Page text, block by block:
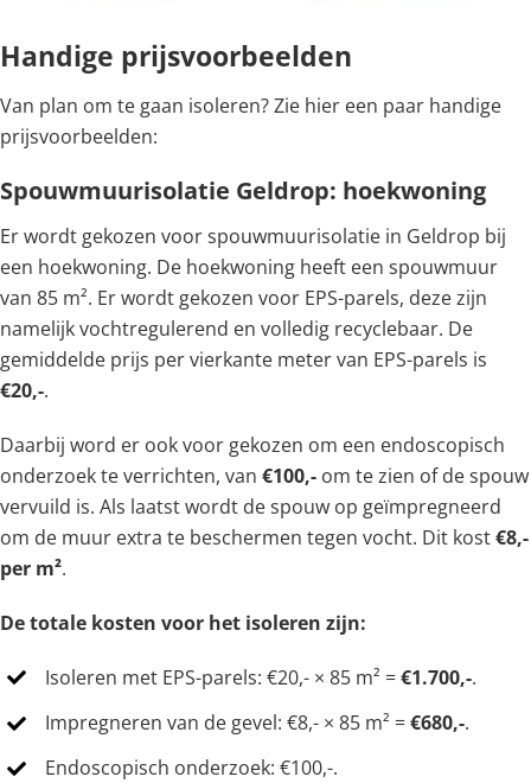
Handige prijsvoorbeelden
Van plan om te gaan isoleren? Zie hier een paar handige
prijsvoorbeelden:
Spouwmuurisolatie Geldrop: hoekwoning
Er wordt gekozen voor spouwmuurisolatie in Geldrop bij
een hoekwoning. De hoekwoning heeft een spouwmuur
van 85 m². Er wordt gekozen voor EPS-parels, deze zijn
namelijk vochtregulerend en volledig recyclebaar. De
gemiddelde prijs per vierkante meter van EPS-parels is
€20,-.
Daarbij word er ook voor gekozen om een endoscopisch
onderzoek te verrichten, van €100,- om te zien of de spouw
vervuild is. Als laatst wordt de spouw op geïmpregneerd
om de muur extra te beschermen tegen vocht. Dit kost€8,-
per m².
De totale kosten voor het isoleren zijn:
Isoleren met EPS-parels: €20,- × 85 m² =€1.700,-.
Impregneren van de gevel: €8,- × 85 m² =€680,-.
Endoscopisch onderzoek: €100,-.